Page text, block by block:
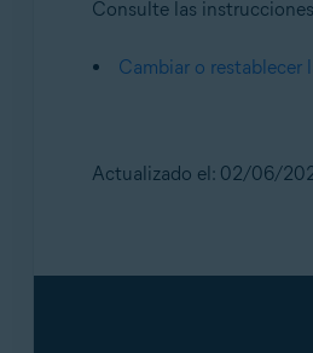
Consulte las
Cambiar o restablecer
Actualizado el: 02/06/